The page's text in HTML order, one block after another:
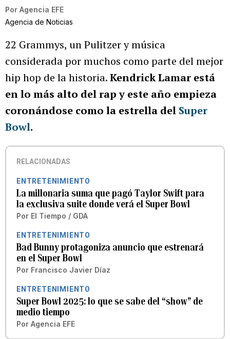
Por Agencia EFE
Agencia de Noticias
22 Grammys, un Pulitzer y música
considerada por muchos como parte del mejor
hip hop de la historia.Kendrick Lamar está
en lo más alto del rap y este año empieza
coronándose como la estrella del Super
Bowl.
RELACIONADAS
ENTRETENIMIENTO
La millonaria suma que pagó Taylor Swift para
la exclusiva suite donde verá el Super Bowl
Por El Tiempo / GDA
ENTRETENIMIENTO
Bad Bunny protagoniza anuncio que estrenará
en el Super Bowl
Por Francisco Javier Díaz
ENTRETENIMIENTO
Super Bowl 2025: lo que se sabe del “show” de
medio tiempo
Por Agencia EFE